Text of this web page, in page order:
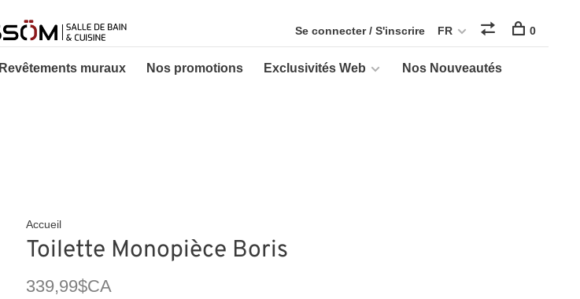
Revêtements muraux Nos promotions Exclusivités Web
Nos Nouveautés
Se connecter / S'inscrire FR 0
Accueil
Toilette Monopièce Boris
339,99$CA